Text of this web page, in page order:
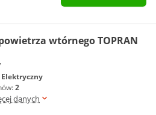
wtórnego TOPRAN
Elektryczny
2
danych